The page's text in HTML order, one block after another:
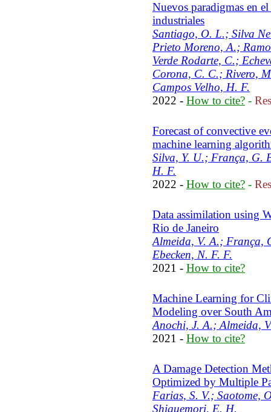
Nuevos paradigmas en
industriales
Santiago, O. L.; Silva
Prieto Moreno, A.;
Verde Rodarte, C.;
Corona, C. C.; Rivero,
Campos Velho, H. F.
2022 - How to cite? -
Forecast of convective
machine learning
Silva, Y. U.; França, G.
H. F.
2022 - How to cite? -
Data assimilation using
Rio de Janeiro
Almeida, V. A.; França,
Ebecken, N. F. F.
2021 - How to cite?
Machine Learning for
Modeling over South
Anochi, J. A.; Almeida,
2021 - How to cite?
A Damage Detection
Optimized by Multiple
Farias, S. V.; Saotome,
Shiguemori, E. H.